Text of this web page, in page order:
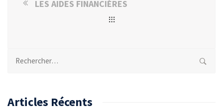
LES AIDES FINANCIÈRES
Rechercher :
Articles Récents